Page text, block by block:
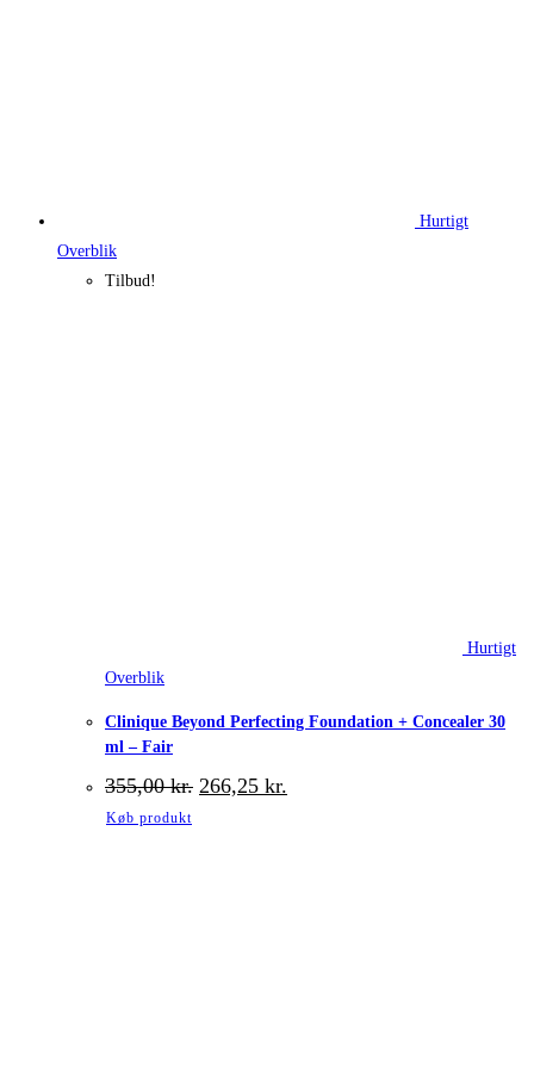
Hurtigt
Overblik
Tilbud!
Hurtigt
Overblik
Clinique Beyond Perfecting Foundation + Concealer 30
ml – Fair
355,00kr. Den
oprindelige
266,25 kr.
Køb produkt